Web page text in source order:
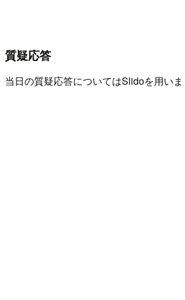
質疑応答
当日の質疑応答についてはSlidoを用いま